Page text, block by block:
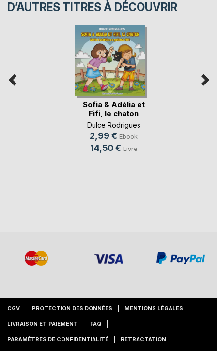
D’AUTRES TITRES À DÉCOUVRIR
Sofia & Adélia et
Fifi, le chaton
Dulce Rodrigues
2,99 € Ebook
14,50 € Livre
CGV PROTECTION DES DONNÉES MENTIONS LÉGALES
LIVRAISON ET PAIEMENT FAQ
PARAMÈTRES DE CONFIDENTIALITÉ RETRACTATION